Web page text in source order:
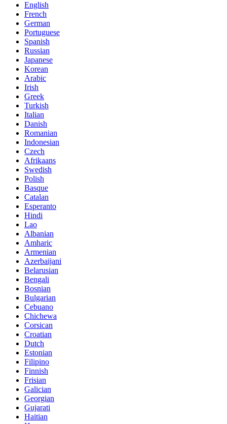
English
French
German
Portuguese
Spanish
Russian
Japanese
Korean
Arabic
Irish
Greek
Turkish
Italian
Danish
Romanian
Indonesian
Czech
Afrikaans
Swedish
Polish
Basque
Catalan
Esperanto
Hindi
Lao
Albanian
Amharic
Armenian
Azerbaijani
Belarusian
Bengali
Bosnian
Bulgarian
Cebuano
Chichewa
Corsican
Croatian
Dutch
Estonian
Filipino
Finnish
Frisian
Galician
Georgian
Gujarati
Haitian